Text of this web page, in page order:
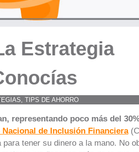
Estrategia
, TIPS DE AHORRO
representando poco más del
Nacional de Inclusión Financiera
tener su dinero a la mano. No